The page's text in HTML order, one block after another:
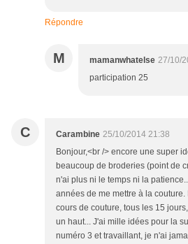
Répondre
M mamanwhatelse 27/10/
participation 25
C Carambine 25/10/2014 21:38
Bonjour,<br /> encore une super
beaucoup de broderies (point de
n'ai plus ni le temps ni la
années de me mettre à la couture.
cours de couture, tous les 15
un haut... J'ai mille idées pour la
numéro 3 et travaillant, je n'ai